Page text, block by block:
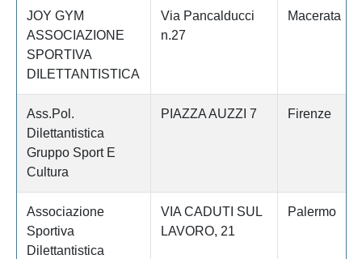
JOY GYM
ASSOCIAZIONE
SPORTIVA
DILETTANTISTICA
Via Pancalducci
n.27
Macerata
Ass.Pol.
Dilettantistica
Gruppo Sport E
Cultura
PIAZZA AUZZI 7 Firenze
Associazione
Sportiva
Dilettantistica
VIA CADUTI SUL
LAVORO, 21
Palermo